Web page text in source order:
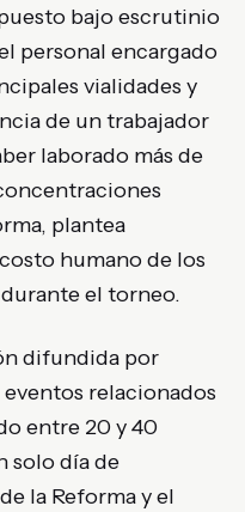
bajo escrutinio
personal encargado
vialidades y
de un trabajador
laborado más de
plantea
humano de los
el torneo.
difundida por
relacionados
entre 20 y 40
solo día de
la Reforma y el